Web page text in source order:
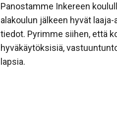
Panostamme Inkereen
alakoulun jälkeen hyvät
tiedot. Pyrimme siihen, että
hyväkäytöksisiä,
lapsia.